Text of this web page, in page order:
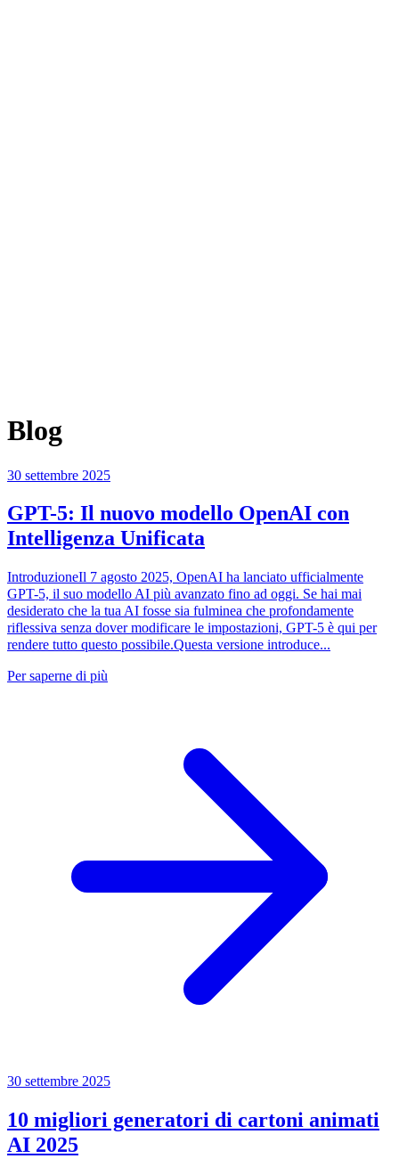
Blog
30 settembre 2025
GPT-5: Il nuovo modello OpenAI con
Intelligenza Unificata
IntroduzioneIl 7 agosto 2025, OpenAI ha lanciato ufficialmente
GPT-5, il suo modello AI più avanzato fino ad oggi. Se hai mai
desiderato che la tua AI fosse sia fulminea che profondamente
riflessiva senza dover modificare le impostazioni, GPT-5 è qui per
rendere tutto questo possibile.Questa versione introduce...
Per saperne di più
30 settembre 2025
10 migliori generatori di cartoni animati
AI 2025